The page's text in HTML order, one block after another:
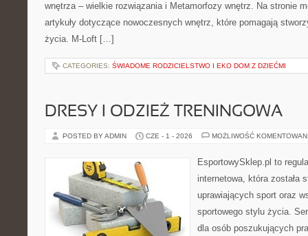
wnętrza – wielkie rozwiązania i Metamorfozy wnętrz. Na stronie
artykuły dotyczące nowoczesnych wnętrz, które pomagają
życia. M-Loft […]
CATEGORIES: ŚWIADOME RODZICIELSTWO I EKO DOM Z DZIEĆMI
DRESY I ODZIEŻ TRENINGOWA
POSTED BY ADMIN CZE - 1 - 2026 MOŻLIWOŚĆ
EsportowySklep.pl to
internetowa, która została
uprawiających sport oraz
sportowego stylu życia.
dla osób poszukujących